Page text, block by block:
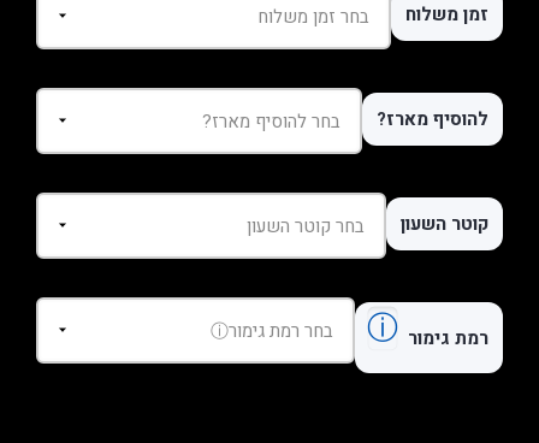
זמן משלוח
להוסיף מארז?
קוטר השעון
רמת גימור ⓘ